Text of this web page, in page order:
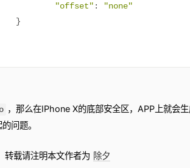
"offset" :
"none"
}
，那么在IPhone X的底部安全区，APP上就会
问题。
转载请注明本文作者为 除夕